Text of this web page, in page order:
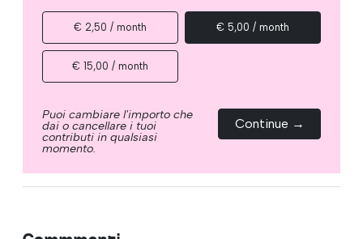
€ 2,50 / month € 5,00 / month
€ 15,00 / month
Puoi cambiare l'importo che
dai o cancellare i tuoi
contributi in qualsiasi
momento.
Continue →